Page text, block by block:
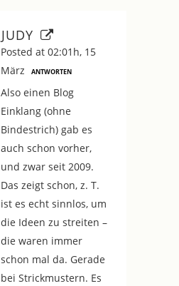
JUDY
Posted at 02:01h, 15
März
ANTWORTEN
Also einen Blog
Einklang (ohne
Bindestrich) gab es
auch schon vorher,
und zwar seit 2009.
Das zeigt schon, z. T.
ist es echt sinnlos, um
die Ideen zu streiten –
die waren immer
schon mal da. Gerade
bei Strickmustern. Es